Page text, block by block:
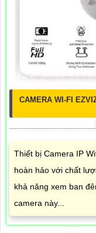
CAMERA WI-FI
Thiết bị Camera IP
hoàn hảo với chất
khả năng xem ban
camera này...